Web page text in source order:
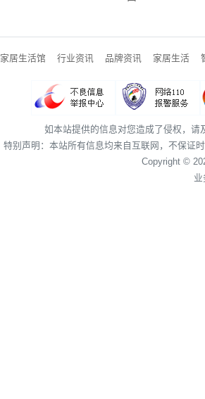
家居生活馆 行业资讯 品牌资讯 家居生活
如本站提供的信息对您造成了侵权，
特别声明：本站所有信息均来自互联网，不保证
Copyright ©